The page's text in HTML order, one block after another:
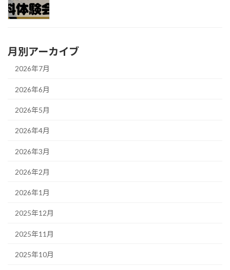
月別アーカイブ
2026年7月
2026年6月
2026年5月
2026年4月
2026年3月
2026年2月
2026年1月
2025年12月
2025年11月
2025年10月